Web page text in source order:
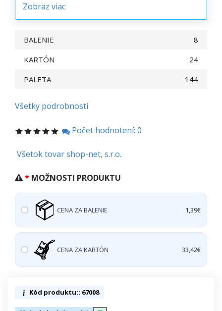
Zobraz viac
BALENIE
8
KARTÓN
24
PALETA
144
Všetky podrobnosti
Počet hodnotení: 0
Všetok tovar shop-net, s.r.o.
MOŽNOSTI PRODUKTU
CENA ZA BALENIE 1,39€
CENA ZA KARTÓN 33,42€
Kód produktu:: 67008